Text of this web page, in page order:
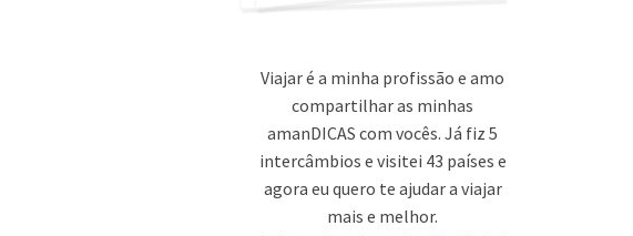
Viajar é a minha profissão e amo
compartilhar as minhas
amanDICAS com vocês. Já fiz 5
intercâmbios e visitei 43 países e
agora eu quero te ajudar a viajar
mais e melhor.